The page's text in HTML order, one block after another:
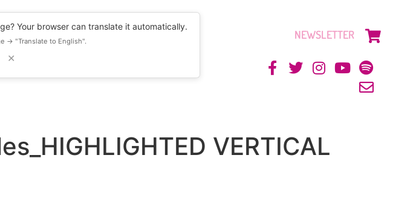
Your browser can translate it automatically.
→ "Translate to English".
✕
RECURSOS
NEWSLETTER
VERTICAL